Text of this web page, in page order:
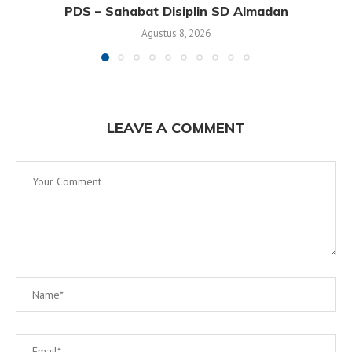
PDS – Sahabat Disiplin SD Almadan
Agustus 8, 2026
LEAVE A COMMENT